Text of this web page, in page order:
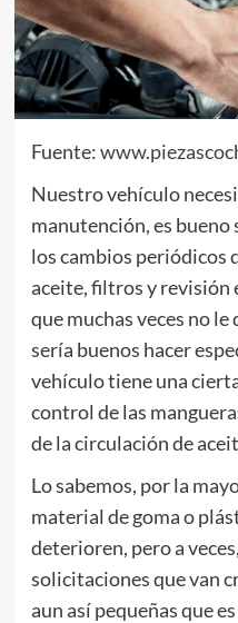
Fuente:
Nuestro vehículo
manutención, es
los cambios periódicos
aceite, filtros y revisión
que muchas veces no
sería buenos hacer
vehículo tiene una
control de las
de la circulación de
Lo sabemos, por la
material de goma o
deterioren, pero a
solicitaciones que van
aun así pequeñas que